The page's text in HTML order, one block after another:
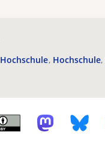
Hochschule Hochschule